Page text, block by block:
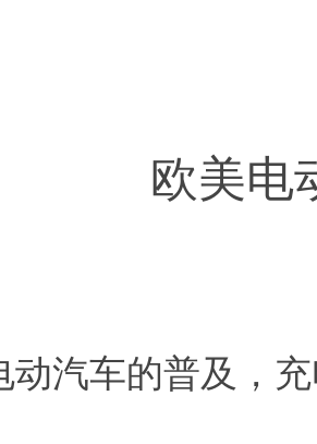
欧美电
动汽车的普及，